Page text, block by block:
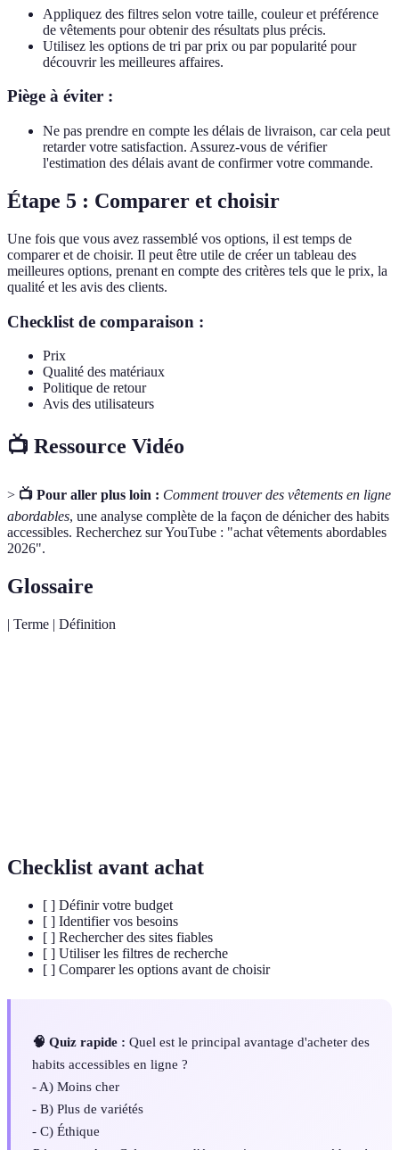
Appliquez des filtres selon votre taille, couleur et préférence
de vêtements pour obtenir des résultats plus précis.
Utilisez les options de tri par prix ou par popularité pour
découvrir les meilleures affaires.
Piège à éviter :
Ne pas prendre en compte les délais de livraison, car cela peut
retarder votre satisfaction. Assurez-vous de vérifier
l'estimation des délais avant de confirmer votre commande.
Étape 5 : Comparer et choisir
Une fois que vous avez rassemblé vos options, il est temps de
comparer et de choisir. Il peut être utile de créer un tableau des
meilleures options, prenant en compte des critères tels que le prix, la
qualité et les avis des clients.
Checklist de comparaison :
Prix
Qualité des matériaux
Politique de retour
Avis des utilisateurs
📺 Ressource Vidéo
> 📺 Pour aller plus loin : Comment trouver des vêtements en ligne
abordables, une analyse complète de la façon de dénicher des habits
accessibles. Recherchez sur YouTube : "achat vêtements abordables
2026".
Glossaire
| Terme | Définition
Checklist avant achat
[ ] Définir votre budget
[ ] Identifier vos besoins
[ ] Rechercher des sites fiables
[ ] Utiliser les filtres de recherche
[ ] Comparer les options avant de choisir
🧠 Quiz rapide : Quel est le principal avantage d'acheter des
habits accessibles en ligne ?
- A) Moins cher
- B) Plus de variétés
- C) Éthique